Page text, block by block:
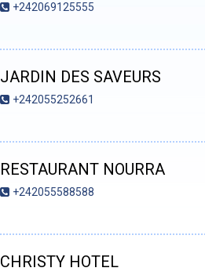
+242069125555
JARDIN DES SAVEURS
+242055252661
RESTAURANT NOURRA
+242055588588
CHRISTY HOTEL